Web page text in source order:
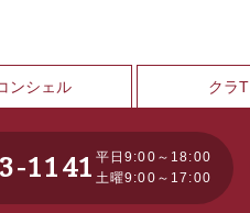
ンシェル クラ
1141 平日9:00～18:00
土曜9:00～17:00